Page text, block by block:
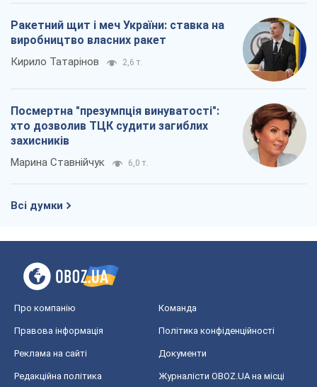
Ракетний щит і меч України: ставка на
виробництво власних ракет
Кирило Татарінов 2,6 т.
Посмертна "презумпція винуватості":
хто дозволив ТЦК судити загиблих
захисників
Марина Ставнійчук 6,0 т.
Всі думки
Про компанію Команда
Правова інформація Політика конфіденційності
Реклама на сайті Документи
Редакційна політика
Журналісти OBOZ.UA на місці